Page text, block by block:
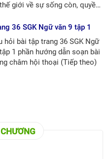
giới về sự sống còn, quyền
36 SGK Ngữ văn 9 tập 1
hỏi bài tập trang 36 SGK Ngữ
1 phần hướng dẫn soạn bài
châm hội thoại (Tiếp theo)